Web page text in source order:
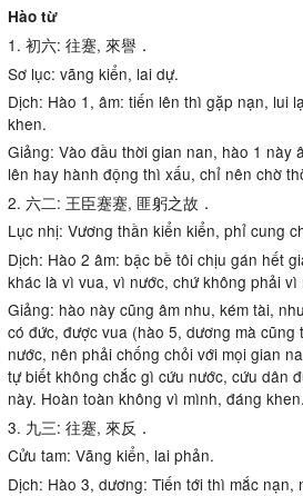
Hào từ
1. 初六: 往蹇, 來譽．
Sơ lục: vãng kiển, lai dự.
Dịch: Hào 1, âm: tiến lên thì gặp nạn, lui
khen.
Giảng: Vào đầu thời gian nan, hào 1 này
lên hay hành động thì xấu, chỉ nên chờ
2. 六二: 王臣蹇蹇, 匪躬之故．
Lục nhị: Vương thần kiển kiển, phỉ cung
Dịch: Hào 2 âm: bậc bề tôi chịu gán hết
khác là vì vua, vì nước, chứ không phải vì
Giảng: hào này cũng âm nhu, kém tài,
có đức, được vua (hào 5, dương mà
nước, nên phải chống chỏi với mọi gian
tự biết không chắc gì cứu nước, cứu dân
này. Hoàn toàn không vì mình, đáng khen.
3. 九三: 往蹇, 來反．
Cửu tam: Vãng kiển, lai phản.
Dịch: Hào 3, dương: Tiến tới thì mắc nạn,